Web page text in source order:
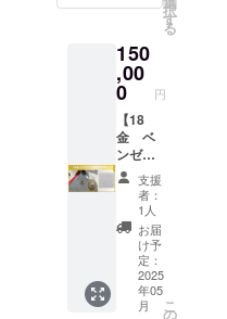
分のみ
の限定
制作と
す。
(例)30
枚販売
の場
合 エ
ディ
ション
は〇/30
※エディ
ション
ナン
バーは
おりま
すが、
設備が
間に合
わない
場合、
現在の
ラボで
行われ
る場合
もござ
いま
す。予
めご了
承くだ
さい。
れも元
気先生
が動画
内で
ゲット
したも
ので
す。
GENKI
LABO
の宝石
トレ
ジャー
動画が
好きな
らぜひ
を変え
て再登
場しま
した！
錬金術
実験Ver
として
約0.1g
の金の
玉が
入って
いま
す。ま
た、
「水銀
から金
択
す
る
150
,00
0 円
【18
金 ベ
ンゼン
アップ
ルピン
バッ
ジ】 18
金で作
られ
た、
GENKI
LABO
支援
者：
1人
お届
け予
定：
2025
年05
月
こ
の